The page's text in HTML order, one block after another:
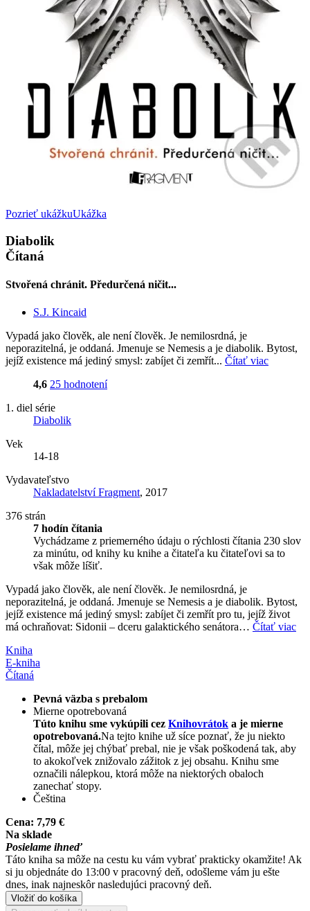
Pozrieť ukážkuUkážka
Diabolik
Čítaná
Stvořená chránit. Předurčená ničit...
S.J. Kincaid
Vypadá jako člověk, ale není člověk. Je nemilosrdná, je
neporazitelná, je oddaná. Jmenuje se Nemesis a je diabolik. Bytost,
jejíž existence má jediný smysl: zabíjet či zemřít... Čítať viac
4,6 25 hodnotení
1. diel série
Diabolik
Vek
14-18
Vydavateľstvo
Nakladatelství Fragment, 2017
376 strán
7 hodín čítania
Vychádzame z priemerného údaju o rýchlosti čítania 230 slov
za minútu, od knihy ku knihe a čitateľa ku čitateľovi sa to
však môže líšiť.
Vypadá jako člověk, ale není člověk. Je nemilosrdná, je
neporazitelná, je oddaná. Jmenuje se Nemesis a je diabolik. Bytost,
jejíž existence má jediný smysl: zabíjet či zemřít pro tu, jejíž život
má ochraňovat: Sidonii – dceru galaktického senátora… Čítať viac
Kniha
E-kniha
Čítaná
Pevná väzba s prebalom
Mierne opotrebovaná
Túto knihu sme vykúpili cez Knihovrátok a je mierne
opotrebovaná.Na tejto knihe už síce poznať, že ju niekto
čítal, môže jej chýbať prebal, nie je však poškodená tak, aby
to akokoľvek znižovalo zážitok z jej obsahu. Knihu sme
označili nálepkou, ktorá môže na niektorých obaloch
zanechať stopy.
Čeština
Cena: 7,79 €
Na sklade
Posielame ihneď
Táto kniha sa môže na cestu ku vám vybrať prakticky okamžite! Ak
si ju objednáte do 13:00 v pracovný deň, odošleme vám ju ešte
dnes, inak najneskôr nasledujúci pracovný deň.
Vložiť do košíka